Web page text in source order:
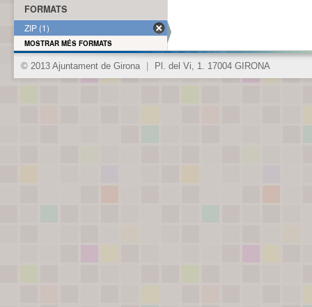
FORMATS
ZIP (1)
MOSTRAR MÉS FORMATS
© 2013 Ajuntament de Girona Pl. del Vi, 1. 17004 GIRONA